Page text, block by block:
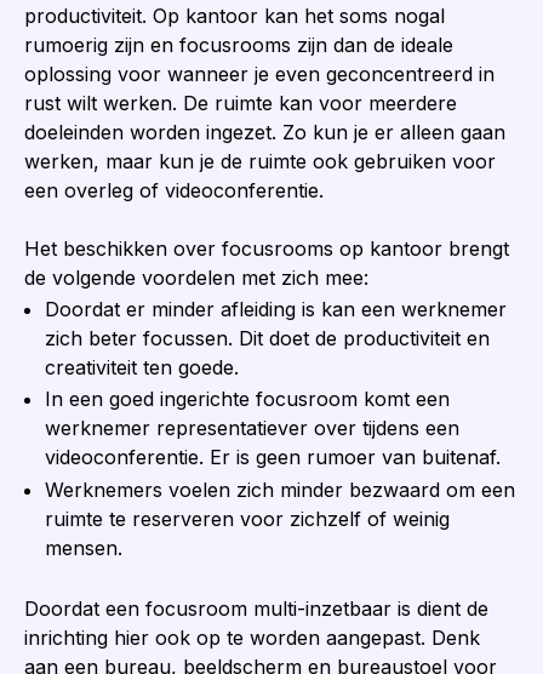
productiviteit. Op kantoor kan het soms nogal
rumoerig zijn en focusrooms zijn dan de ideale
oplossing voor wanneer je even geconcentreerd in
rust wilt werken. De ruimte kan voor meerdere
doeleinden worden ingezet. Zo kun je er alleen gaan
werken, maar kun je de ruimte ook gebruiken voor
een overleg of videoconferentie.
Het beschikken over focusrooms op kantoor brengt
de volgende voordelen met zich mee:
Doordat er minder afleiding is kan een werknemer
zich beter focussen. Dit doet de productiviteit en
creativiteit ten goede.
In een goed ingerichte focusroom komt een
werknemer representatiever over tijdens een
videoconferentie. Er is geen rumoer van buitenaf.
Werknemers voelen zich minder bezwaard om een
ruimte te reserveren voor zichzelf of weinig
mensen.
Doordat een focusroom multi-inzetbaar is dient de
inrichting hier ook op te worden aangepast. Denk
aan een bureau, beeldscherm en bureaustoel voor